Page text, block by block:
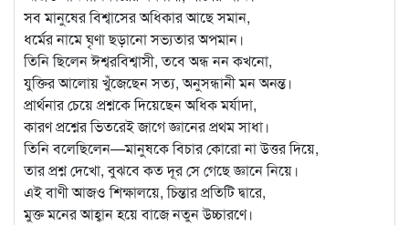
সব মানুষের বিশ্বাসের অধিকার আছে সমান,
ধর্মের নামে ঘৃণা ছড়ানো সভ্যতার অপমান।
তিনি ছিলেন ঈশ্বরবিশ্বাসী, তবে অন্ধ নন কখনো,
যুক্তির আলোয় খুঁজেছেন সত্য, অনুসন্ধানী মন অনন্ত।
প্রার্থনার চেয়ে প্রশ্নকে দিয়েছেন অধিক মর্যাদা,
কারণ প্রশ্নের ভিতরেই জাগে জ্ঞানের প্রথম সাধা।
তিনি বলেছিলেন—মানুষকে বিচার কোরো না উত্তর দিয়ে,
তার প্রশ্ন দেখো, বুঝবে কত দূর সে গেছে জ্ঞানে নিয়ে।
এই বাণী আজও শিক্ষালয়ে, চিন্তার প্রতিটি দ্বারে,
মুক্ত মনের আহ্বান হয়ে বাজে নতুন উচ্চারণে।